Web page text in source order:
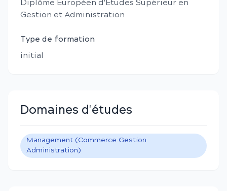
Diplôme Européen d'Études Supérieur en
Gestion et Administration
Type de formation
initial
Domaines d'études
Management (Commerce Gestion
Administration)